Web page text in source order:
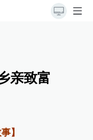
亲致富
】